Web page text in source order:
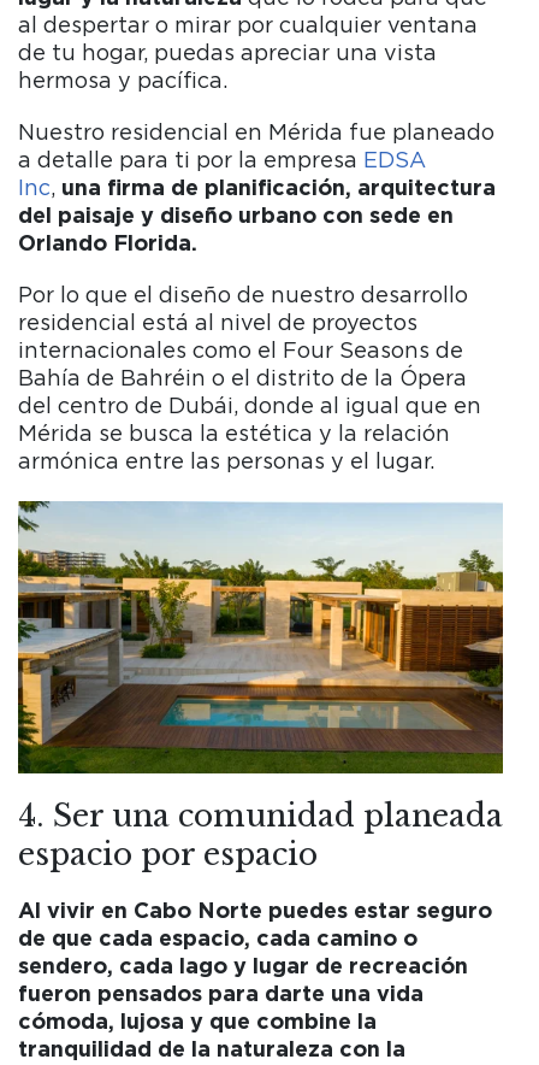
al despertar o mirar por cualquier ventana
de tu hogar, puedas apreciar una vista
hermosa y pacífica.
Nuestro residencial en Mérida fue planeado
a detalle para ti por la empresa EDSA
Inc, una firma de planificación, arquitectura
del paisaje y diseño urbano con sede en
Orlando Florida.
Por lo que el diseño de nuestro desarrollo
residencial está al nivel de proyectos
internacionales como el Four Seasons de
Bahía de Bahréin o el distrito de la Ópera
del centro de Dubái, donde al igual que en
Mérida se busca la estética y la relación
armónica entre las personas y el lugar.
4. Ser una comunidad planeada
espacio por espacio
Al vivir en Cabo Norte puedes estar seguro
de que cada espacio, cada camino o
sendero, cada lago y lugar de recreación
fueron pensados para darte una vida
cómoda, lujosa y que combine la
tranquilidad de la naturaleza con la